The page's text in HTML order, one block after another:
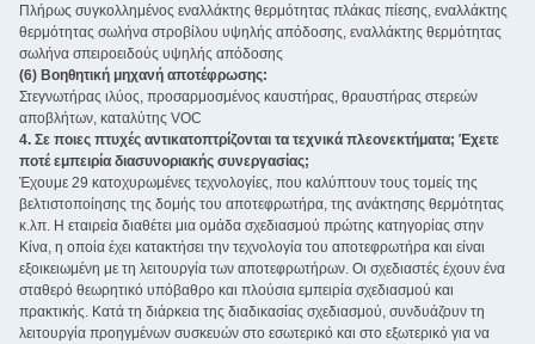
Πλήρως συγκολλημένος εναλλάκτης θερμότητας πλάκας πίεσης, εναλλάκτης
θερμότητας σωλήνα στροβίλου υψηλής απόδοσης, εναλλάκτης θερμότητας
σωλήνα σπειροειδούς υψηλής απόδοσης
(6) Βοηθητική μηχανή αποτέφρωσης:
Στεγνωτήρας ιλύος, προσαρμοσμένος καυστήρας, θραυστήρας στερεών
αποβλήτων, καταλύτης VOC ‌
4. Σε ποιες πτυχές αντικατοπτρίζονται τα τεχνικά πλεονεκτήματα; Έχετε
ποτέ εμπειρία διασυνοριακής συνεργασίας;
Έχουμε 29 κατοχυρωμένες τεχνολογίες, που καλύπτουν τους τομείς της
βελτιστοποίησης της δομής του αποτεφρωτήρα, της ανάκτησης θερμότητας
κ.λπ. Η εταιρεία διαθέτει μια ομάδα σχεδιασμού πρώτης κατηγορίας στην
Κίνα, η οποία έχει κατακτήσει την τεχνολογία του αποτεφρωτήρα και είναι
εξοικειωμένη με τη λειτουργία των αποτεφρωτήρων. Οι σχεδιαστές έχουν ένα
σταθερό θεωρητικό υπόβαθρο και πλούσια εμπειρία σχεδιασμού και
πρακτικής. Κατά τη διάρκεια της διαδικασίας σχεδιασμού, συνδυάζουν τη
λειτουργία προηγμένων συσκευών στο εσωτερικό και στο εξωτερικό για να